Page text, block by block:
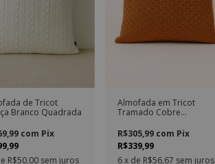
de Tricot
Branco Quadrada
com Pix
R$50,00 sem juros
Almofada em Tricot
Tramado Cobre
R$339,99
R$305,99 com Pix
6x de R$56,67 sem juros